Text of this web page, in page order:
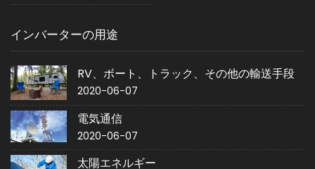
インバーターの用途
RV、ボート、トラック、その他の輸送手段
2020-06-07
電気通信
2020-06-07
太陽エネルギー